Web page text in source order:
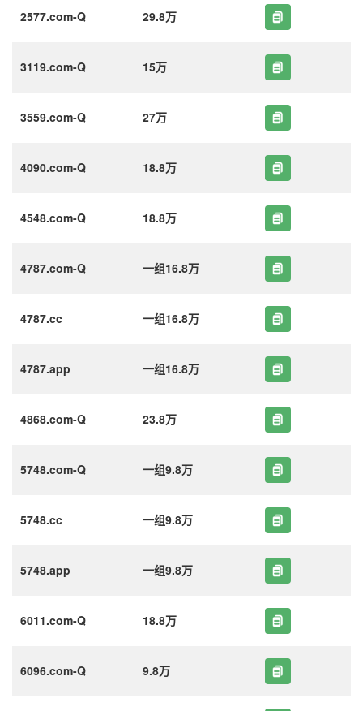
2577.com-Q 29.8万
3119.com-Q 15万
3559.com-Q 27万
4090.com-Q 18.8万
4548.com-Q 18.8万
4787.com-Q 一组16.8万
4787.cc 一组16.8万
4787.app 一组16.8万
4868.com-Q 23.8万
5748.com-Q 一组9.8万
5748.cc 一组9.8万
5748.app 一组9.8万
6011.com-Q 18.8万
6096.com-Q 9.8万